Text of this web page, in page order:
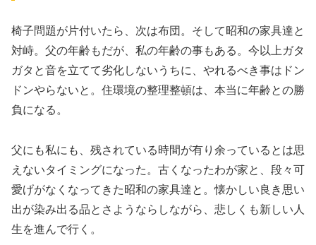
椅子問題が片付いたら、次は布団。そして昭和の家具達と
対峙。父の年齢もだが、私の年齢の事もある。今以上ガタ
ガタと音を立てて劣化しないうちに、やれるべき事はドン
ドンやらないと。住環境の整理整頓は、本当に年齢との勝
負になる。
父にも私にも、残されている時間が有り余っているとは思
えないタイミングになった。古くなったわが家と、段々可
愛げがなくなってきた昭和の家具達と。懐かしい良き思い
出が染み出る品とさようならしながら、悲しくも新しい人
生を進んで行く。